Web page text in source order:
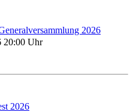
2026
20:00 Uhr
2026